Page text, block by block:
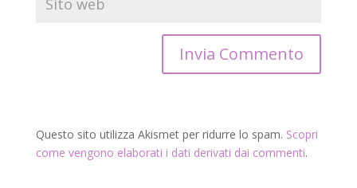
Questo sito utilizza Akismet per ridurre lo spam. Scopri
come vengono elaborati i dati derivati dai commenti.